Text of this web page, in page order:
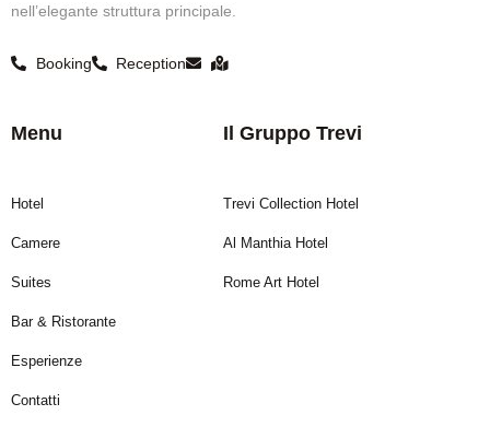
nell’elegante struttura principale.
Booking Reception
Menu
Hotel
Camere
Suites
Bar & Ristorante
Esperienze
Contatti
Il Gruppo Trevi
Trevi Collection Hotel
Al Manthia Hotel
Rome Art Hotel